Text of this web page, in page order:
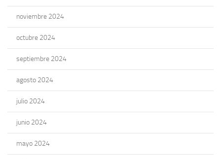
noviembre 2024
octubre 2024
septiembre 2024
agosto 2024
julio 2024
junio 2024
mayo 2024